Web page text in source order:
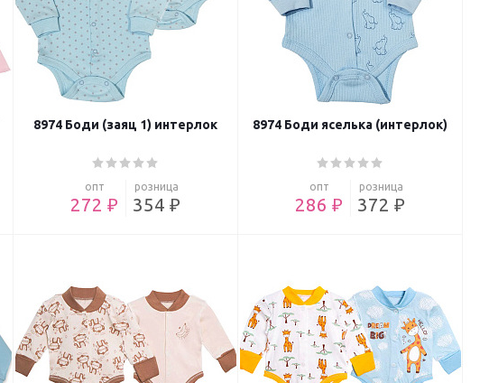
8974 Боди (заяц 1) интерлок
опт
272 ₽
розница
354 ₽
8974 Боди яселька (интерлок)
опт
286 ₽
розница
372 ₽